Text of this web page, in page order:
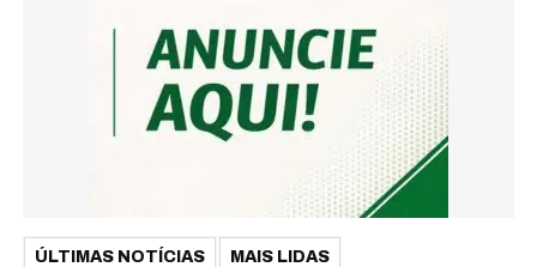
ÚLTIMAS NOTÍCIAS MAIS LIDAS